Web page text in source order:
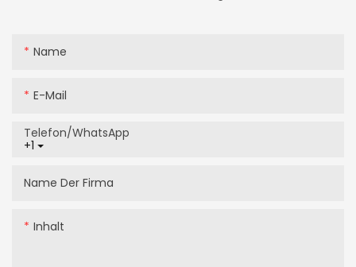
Name
E-Mail
+1
Telefon/WhatsApp
Name Der Firma
Inhalt